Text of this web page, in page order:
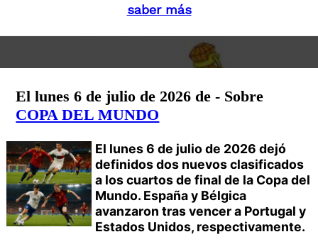
saber más
El lunes 6 de julio de 2026 de - Sobre
COPA DEL MUNDO
El lunes 6 de julio de 2026 dejó
definidos dos nuevos clasificados
a los cuartos de final de la Copa del
Mundo. España y Bélgica
avanzaron tras vencer a Portugal y
Estados Unidos, respectivamente.